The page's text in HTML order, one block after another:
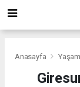
Anasayfa Yaşam